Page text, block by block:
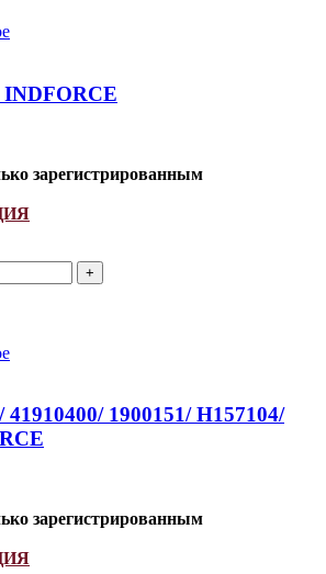
INDFORCE
зарегистрированным
41910400/ 1900151/ H157104/
зарегистрированным